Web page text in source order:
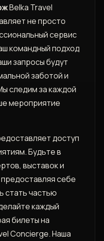
Belka Travel
не просто
сервис
командный подход
запросы будут
заботой и
следим за каждой
мероприятие
доступ
Будьте в
выставок и
себе
стать частью
каждый
билеты на
Concierge. Наша